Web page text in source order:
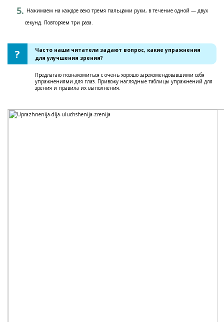
Нажимаем на каждое веко тремя пальцами руки, в течение одной — двух
секунд. Повторяем три раза.
Часто наши читатели задают вопрос, какие упражнения
для улучшения зрения?
Предлагаю познакомиться с очень хорошо зарекомендовавшими себя
упражнениями для глаз. Привожу наглядные таблицы упражнений для
зрения и правила их выполнения.